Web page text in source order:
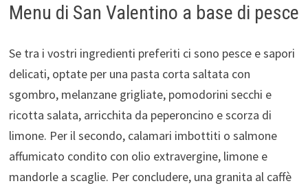
Menu di San Valentino a base di pesce
Se tra i vostri ingredienti preferiti ci sono pesce e sapori
delicati, optate per una pasta corta saltata con
sgombro, melanzane grigliate, pomodorini secchi e
ricotta salata, arricchita da peperoncino e scorza di
limone. Per il secondo, calamari imbottiti o salmone
affumicato condito con olio extravergine, limone e
mandorle a scaglie. Per concludere, una granita al caffè